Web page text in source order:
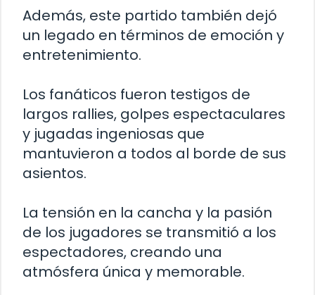
Además, este partido también dejó
un legado en términos de emoción y
entretenimiento.
Los fanáticos fueron testigos de
largos rallies, golpes espectaculares
y jugadas ingeniosas que
mantuvieron a todos al borde de sus
asientos.
La tensión en la cancha y la pasión
de los jugadores se transmitió a los
espectadores, creando una
atmósfera única y memorable.